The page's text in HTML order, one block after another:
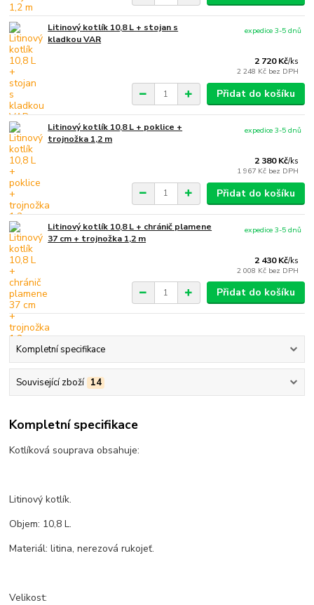
Litinový kotlík 10,8 L + stojan s
kladkou VAR
2 720 Kč/ks
2 248 Kč bez DPH
expedice 3-5 dnů
Přidat do košíku
Litinový kotlík 10,8 L + poklice +
trojnožka 1,2 m
2 380 Kč/ks
1 967 Kč bez DPH
expedice 3-5 dnů
Přidat do košíku
Litinový kotlík 10,8 L + chránič plamene
37 cm + trojnožka 1,2 m
2 430 Kč/ks
2 008 Kč bez DPH
expedice 3-5 dnů
Přidat do košíku
Kompletní specifikace
Související zboží 14
Kompletní specifikace
Kotlíková souprava obsahuje:
Litinový kotlík.
Objem: 10,8 L.
Materiál: litina, nerezová rukojeť.
Velikost: